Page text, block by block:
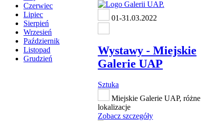
Czerwiec
Lipiec
Sierpień
Wrzesień
Październik
Listopad
Grudzień
01-31.03.2022
Wystawy - Miejskie
Galerie UAP
Sztuka
Miejskie Galerie UAP, różne
lokalizacje
Zobacz szczegóły